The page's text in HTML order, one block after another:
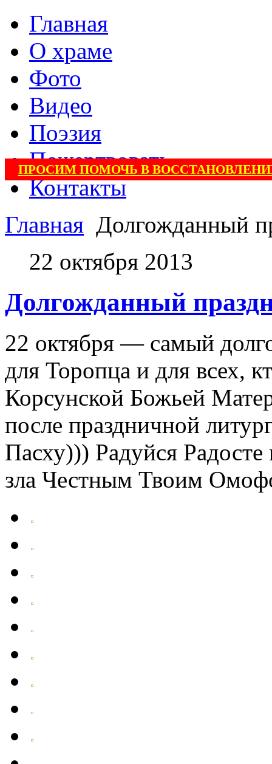
Главная
О храме
Фото
Видео
Поэзия
Пожертвовать
Контакты
ПРОСИМ ПОМОЧЬ В
Главная Долгожданный
22 октября 2013
Долгожданный
22 октября — самый
для Торопца и для всех,
Корсунской Божьей
после праздничной
Пасху))) Радуйся
зла Честным Твоим